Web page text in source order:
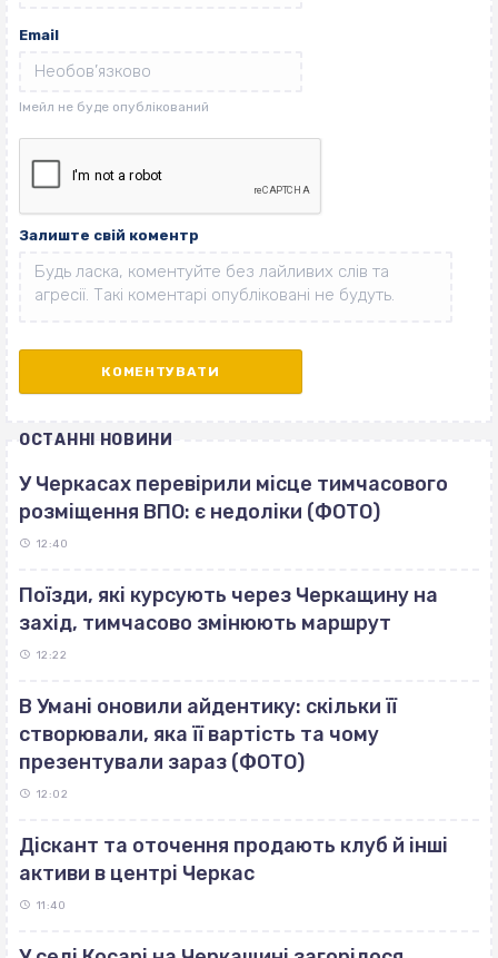
Email
Залиште свій коментр
ОСТАННІ НОВИНИ
У Черкасах перевірили місце тимчасового
розміщення ВПО: є недоліки (ФОТО)
12:40
Поїзди, які курсують через Черкащину на
захід, тимчасово змінюють маршрут
12:22
В Умані оновили айдентику: скільки її
створювали, яка її вартість та чому
презентували зараз (ФОТО)
12:02
Діскант та оточення продають клуб й інші
активи в центрі Черкас
11:40